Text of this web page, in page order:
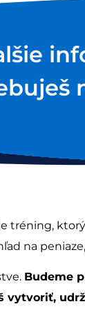
tréning,
na
Budeme
vytvoriť,